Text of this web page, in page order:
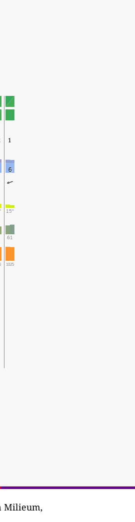
1
6
15°
61
1025
Milieum,